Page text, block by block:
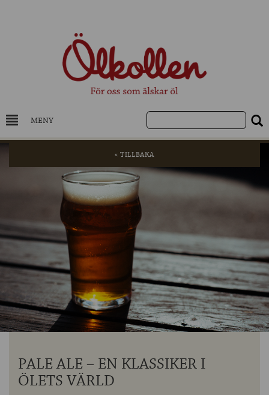
MENY
DRYCKESKUNSKAP
NYHETER
UTVALDA ÖL
UTVALDA CIDER
UTVALDA DESTILLAT
OM ÖLKOLLEN
KONTAKTA OSS
« TILLBAKA
PALE ALE – EN KLASSIKER I
ÖLETS VÄRLD